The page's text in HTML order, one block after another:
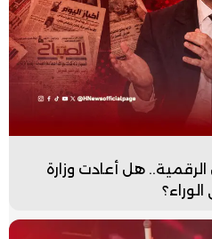
هل أعادت وزارة